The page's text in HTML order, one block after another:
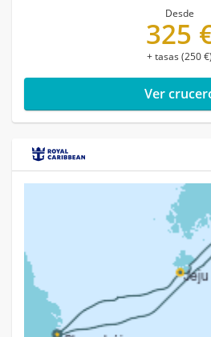
Desde
325
+ tasas (250 €)
Ver